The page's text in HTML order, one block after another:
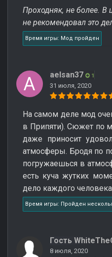
Проходняк, не более.
не рекомендовал это
Время игры: Мод пройден
aelsan37 1
31 июля, 2020
На самом деле мод
в Припяти). Сюжет по
даже приносит
атмосферы. Бродя по
погружаешься в
есть куча жутких
дело каждого
Время игры: Пройден
Гость
8 июля, 2020